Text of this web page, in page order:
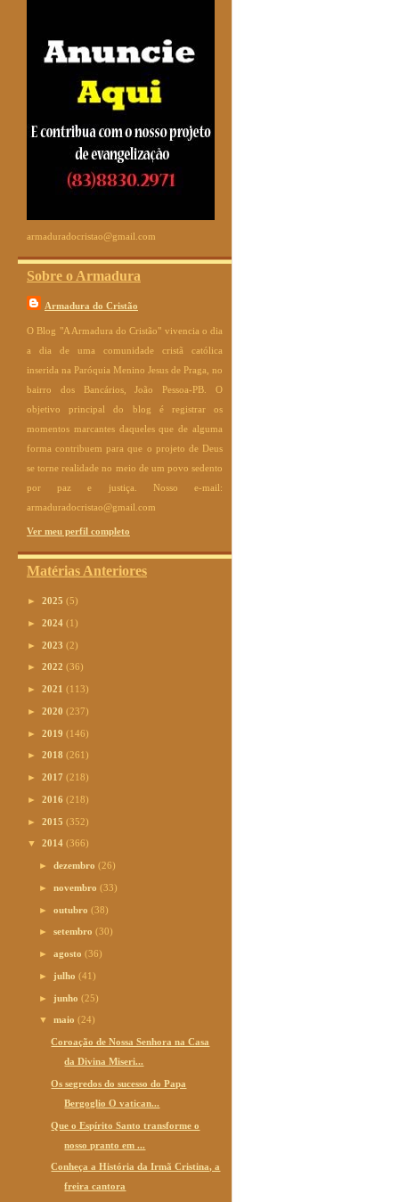
armaduradocristao@gmail.com
Sobre o Armadura
Armadura do Cristão
O Blog "A Armadura do Cristão" vivencia o dia
a dia de uma comunidade cristã católica
inserida na Paróquia Menino Jesus de Praga, no
bairro dos Bancários, João Pessoa-PB. O
objetivo principal do blog é registrar os
momentos marcantes daqueles que de alguma
forma contribuem para que o projeto de Deus
se torne realidade no meio de um povo sedento
por paz e justiça. Nosso e-mail:
armaduradocristao@gmail.com
Ver meu perfil completo
Matérias Anteriores
► 2025 (5)
► 2024 (1)
► 2023 (2)
► 2022 (36)
► 2021 (113)
► 2020 (237)
► 2019 (146)
► 2018 (261)
► 2017 (218)
► 2016 (218)
► 2015 (352)
▼ 2014 (366)
►dezembro(26)
►novembro(33)
►outubro(38)
►setembro(30)
►agosto(36)
► julho(41)
► junho(25)
▼maio(24)
Coroação de Nossa Senhora na Casa
da Divina Miseri...
Os segredos do sucesso do Papa
Bergoglio O vatican...
Que o Espírito Santo transforme o
nosso pranto em ...
Conheça a História da Irmã Cristina, a
freira cantora